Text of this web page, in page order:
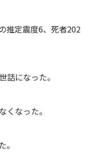
推定震度6、死者202
話になった。
くなった。